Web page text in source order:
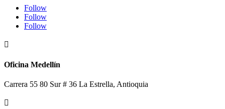
Follow
Follow
Follow

Oficina Medellín
Carrera 55 80 Sur # 36 La Estrella, Antioquia
